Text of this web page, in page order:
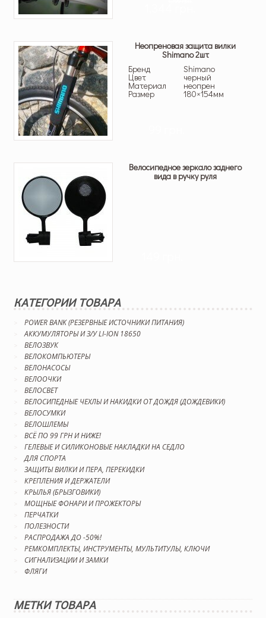
Неопреновая защита вилки
Shimano 2шт
Бренд
Shimano
Цвет черный
Материал неопрен
Размер 180×154мм
Велосипедное зеркало заднего
вида в ручку руля
КАТЕГОРИИ ТОВАРА
POWER BANK (РЕЗЕРВНЫЕ ИСТОЧНИКИ ПИТАНИЯ)
АККУМУЛЯТОРЫ И З/У LI-ION 18650
ВЕЛОЗВУК
ВЕЛОКОМПЬЮТЕРЫ
ВЕЛОНАСОСЫ
ВЕЛООЧКИ
ВЕЛОСВЕТ
ВЕЛОСИПЕДНЫЕ ЧЕХЛЫ И НАКИДКИ ОТ ДОЖДЯ (ДОЖДЕВИКИ)
ВЕЛОСУМКИ
ВЕЛОШЛЕМЫ
ВСЁ ПО 99 ГРН И НИЖЕ!
ГЕЛЕВЫЕ И СИЛИКОНОВЫЕ НАКЛАДКИ НА СЕДЛО
ДЛЯ СПОРТА
ЗАЩИТЫ ВИЛКИ И ПЕРА, ПЕРЕКИДКИ
КРЕПЛЕНИЯ И ДЕРЖАТЕЛИ
КРЫЛЬЯ (БРЫЗГОВИКИ)
МОЩНЫЕ ФОНАРИ И ПРОЖЕКТОРЫ
ПЕРЧАТКИ
ПОЛЕЗНОСТИ
РАСПРОДАЖА ДО -50%!
РЕМКОМПЛЕКТЫ, ИНСТРУМЕНТЫ, МУЛЬТИТУЛЫ, КЛЮЧИ
СИГНАЛИЗАЦИИ И ЗАМКИ
ФЛЯГИ
МЕТКИ ТОВАРА